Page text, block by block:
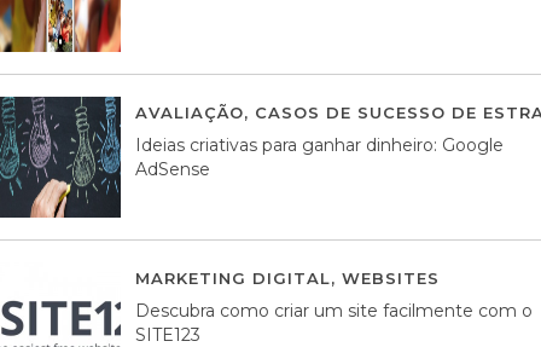
AVALIAÇÃO, CASOS DE SUCESSO DE
Ideias criativas para ganhar dinheiro: Google
AdSense
MARKETING DIGITAL, WEBSITES
Descubra como criar um site facilmente com o
SITE123